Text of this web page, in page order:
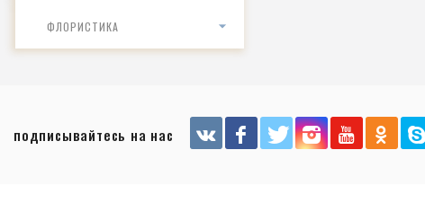
ФЛОРИСТИКА
подписывайтесь на нас